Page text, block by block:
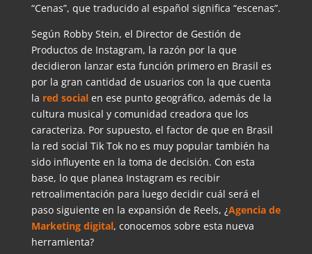
“Cenas”, que traducido al español significa “escenas”.
Según Robby Stein, el Director de Gestión de
Productos de Instagram, la razón por la que
decidieron lanzar esta función primero en Brasil es
por la gran cantidad de usuarios con la que cuenta
la red socialen ese punto geográfico, además de la
cultura musical y comunidad creadora que los
caracteriza. Por supuesto, el factor de que en Brasil
la red social Tik Tok no es muy popular también ha
sido influyente en la toma de decisión. Con esta
base, lo que planea Instagram es recibir
retroalimentación para luego decidir cuál será el
paso siguiente en la expansión de Reels, ¿Agencia de
Marketing digital, conocemos sobre esta nueva
herramienta?